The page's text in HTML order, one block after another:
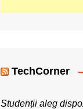
TechCorner
Studenții aleg